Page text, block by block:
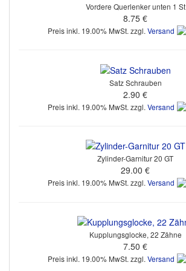
Vordere Querlenker unten 1 St
8.75 €
Preis inkl. 19.00% MwSt. zzgl. Versand
Satz Schrauben
2.90 €
Preis inkl. 19.00% MwSt. zzgl. Versand
Zylinder-Garnitur 20 GT
29.00 €
Preis inkl. 19.00% MwSt. zzgl. Versand
Kupplungsglocke, 22 Zähne
7.50 €
Preis inkl. 19.00% MwSt. zzgl. Versand